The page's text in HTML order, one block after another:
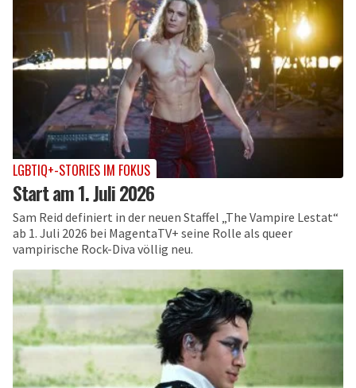
LGBTIQ+-STORIES IM FOKUS
Start am 1. Juli 2026
Sam Reid definiert in der neuen Staffel „The Vampire Lestat“
ab 1. Juli 2026 bei MagentaTV+ seine Rolle als queer
vampirische Rock-Diva völlig neu.